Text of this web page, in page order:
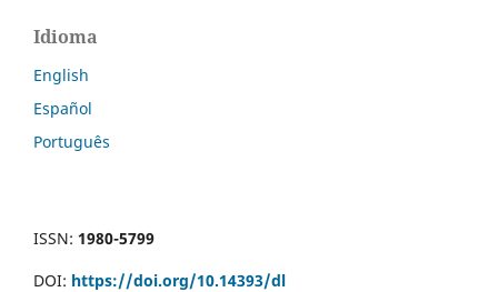
Idioma
English
Español
Português
ISSN: 1980-5799
DOI: https://doi.org/10.14393/dl